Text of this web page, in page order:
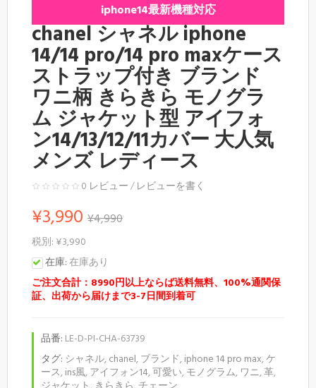
iphone14最新機種対応
chanel シャネル iphone
14/14 pro/14 pro maxケース
ストラップ付き ブランド
ワニ柄 きらきら モノグラ
ム ジャケット型 アイフォ
ン14/13/12/11カバー 大人気
メンズ レディース
0 レビュー/レビューを書く
¥3,990 ¥4,990
税別: ¥3,990
在庫:在庫あり
ご注文合計：8990円以上ならば送料無料、100%通関保
証、出荷から届けまで3-7日間到着可
品番: LE-D-PI-CHA-63739
タグ: シャネル,chanel,ブランド,iphone 14 pro max,ケ
ース,ins風,アイフォン14,可愛い,モノグラム, ワニ,革,